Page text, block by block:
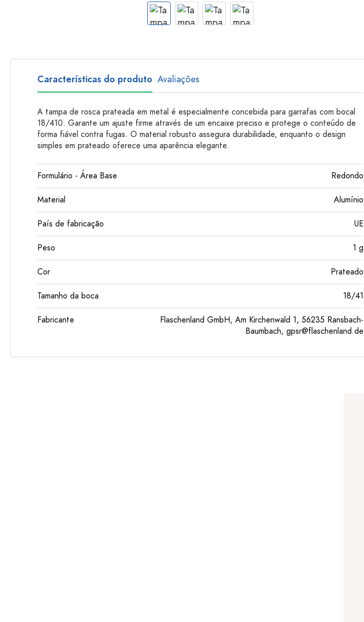
Garrafas de plastico
Características do produto Avaliações
A tampa de rosca prateada em metal é especialmente concebida para garrafas com bocal
18/410. Garante um ajuste firme através de um encaixe preciso e protege o conteúdo de
forma fiável contra fugas. O material robusto assegura durabilidade, enquanto o design
simples em prateado oferece uma aparência elegante.
Formulário - Área Base Redondo
Material Alumínio
País de fabricação UE
Peso 1 g
Cor Prateado
Tamanho da boca 18/41
Fabricante
Flaschenland GmbH, Am Kirchenwald 1, 56235 Ransbach-
Baumbach, gpsr@flaschenland.de